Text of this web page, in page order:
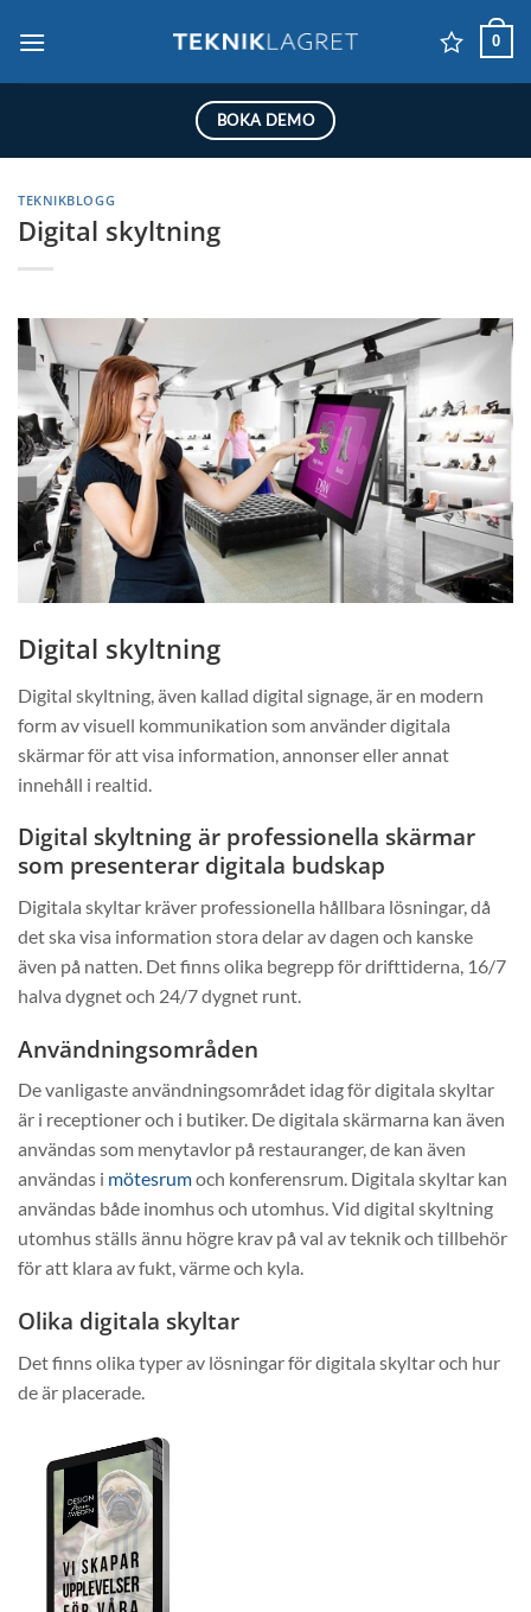
0
BOKA DEMO
TEKNIKBLOGG
Digital skyltning
Digital skyltning
Digital skyltning, även kallad digital signage, är en modern
form av visuell kommunikation som använder digitala
skärmar för att visa information, annonser eller annat
innehåll i realtid.
Digital skyltning är professionella skärmar
som presenterar digitala budskap
Digitala skyltar kräver professionella hållbara lösningar, då
det ska visa information stora delar av dagen och kanske
även på natten. Det finns olika begrepp för drifttiderna, 16/7
halva dygnet och 24/7 dygnet runt.
Användningsområden
De vanligaste användningsområdet idag för digitala skyltar
är i receptioner och i butiker. De digitala skärmarna kan även
användas som menytavlor på restauranger, de kan även
användas i mötesrumoch konferensrum. Digitala skyltar kan
användas både inomhus och utomhus. Vid digital skyltning
utomhus ställs ännu högre krav på val av teknik och tillbehör
för att klara av fukt, värme och kyla.
Olika digitala skyltar
Det finns olika typer av lösningar för digitala skyltar och hur
de är placerade.